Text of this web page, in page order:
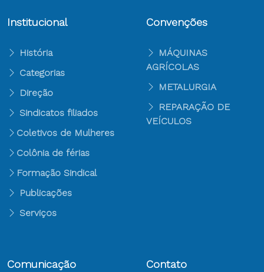
Institucional
História
Categorias
Direção
Sindicatos filiados
Coletivos de Mulheres
Colônia de férias
Formação Sindical
Publicações
Serviços
Convenções
MÁQUINAS
AGRÍCOLAS
METALURGIA
REPARAÇÃO DE
VEÍCULOS
Comunicação Contato